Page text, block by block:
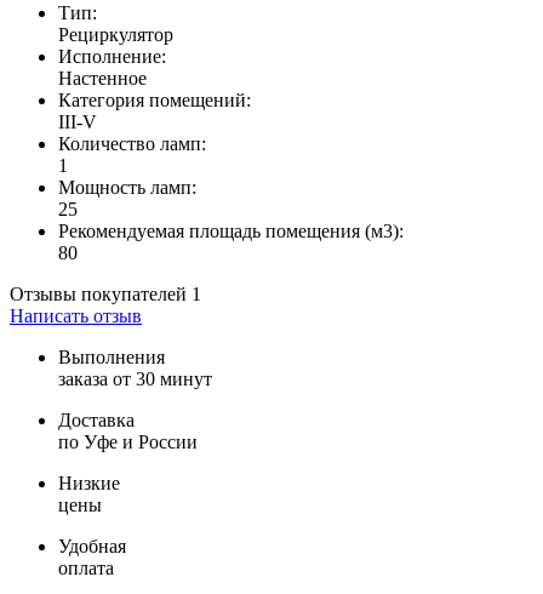
Тип:
Рециркулятор
Исполнение:
Настенное
Категория помещений:
III-V
Количество ламп:
1
Мощность ламп:
25
Рекомендуемая площадь помещения (м3):
80
Отзывы покупателей 1
Написать отзыв
Выполнения
заказа от 30 минут
Доставка
по Уфе и России
Низкие
цены
Удобная
оплата